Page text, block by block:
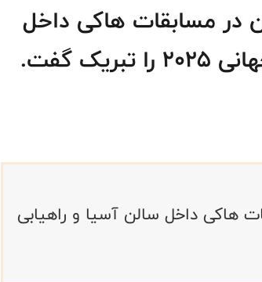
در مسابقات هاکی داخل
گفت.
هاکی داخل سالن آسیا و راهیابی